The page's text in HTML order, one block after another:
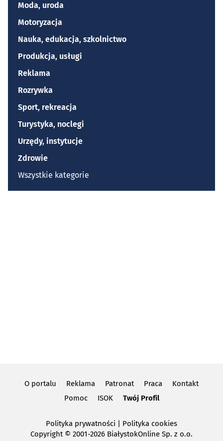
Moda, uroda
Motoryzacja
Nauka, edukacja, szkolnictwo
Produkcja, usługi
Reklama
Rozrywka
Sport, rekreacja
Turystyka, noclegi
Urzędy, instytucje
Zdrowie
Wszystkie kategorie
O portalu Reklama Patronat Praca
Kontakt
Pomoc
ISOK Twój Profil
Polityka prywatności
Polityka cookies
Copyright© 2001-2026 BiałystokOnline Sp. z o.o.